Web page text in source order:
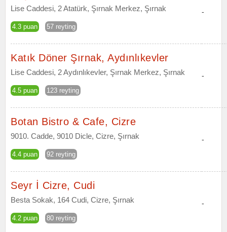
Lise Caddesi, 2 Atatürk, Şırnak Merkez, Şırnak
4.3 puan 57 reyting
-
Katık Döner Şırnak, Aydınlıkevler
Lise Caddesi, 2 Aydınlıkevler, Şırnak Merkez, Şırnak
4.5 puan 123 reyting
-
Botan Bistro & Cafe, Cizre
9010. Cadde, 9010 Dicle, Cizre, Şırnak
4.4 puan 92 reyting
-
Seyr İ Cizre, Cudi
Besta Sokak, 164 Cudi, Cizre, Şırnak
4.2 puan 80 reyting
-